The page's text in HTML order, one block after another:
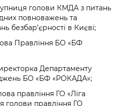
Києва
організації
спадщини
Захисниць
«Відкритий
стану
голови КМДА з питань
повноважень та
безбар’єрності в Києві;
Правління БО «БФ
Департаменту
БО «БФ «РОКАДА»;
правління ГО «Ліга
голови правління ГО